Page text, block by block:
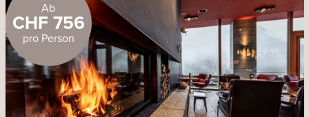
Ab
CHF 756
pro Person